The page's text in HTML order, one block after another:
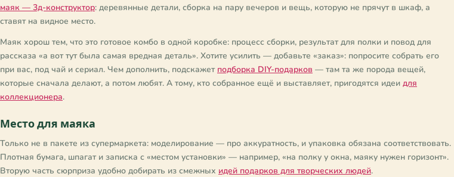
✓ Любитель порядка и чистоты
✓ Любитель природы
✓ Любитель релаксации
✓ Любитель ретро
✓ Любитель рукоделия
✓ Любитель ручной работы
Любитель символики
✓ Любитель традиций
✓ Любитель фитнеса
✓ Любитель фото
✓ Свадьба (серебряная)
✓ Свадьба (фарфоровая)
✓ Свадьба (хрустальная)
✓ Хеллоуин
✓ Хэллоуин
✓ Юбилей
маяк — 3д-конструктор: деревянные детали, сборка на пару вечеров и вещь, которую не прячут в шкаф, а
ставят на видное место.
Маяк хорош тем, что это готовое комбо в одной коробке: процесс сборки, результат для полки и повод для
рассказа «а вот тут была самая вредная деталь». Хотите усилить — добавьте «заказ»: попросите собрать его
при вас, под чай и сериал. Чем дополнить, подскажет подборка DIY-подарков — там та же порода вещей,
которые сначала делают, а потом любят. А тому, кто собранное ещё и выставляет, пригодятся идеи для
коллекционера.
Место для маяка
Только не в пакете из супермаркета: моделирование — про аккуратность, и упаковка обязана соответствовать.
Плотная бумага, шпагат и записка с «местом установки» — например, «на полку у окна, маяку нужен горизонт».
Вторую часть сюрприза удобно добирать из смежных идей подарков для творческих людей.